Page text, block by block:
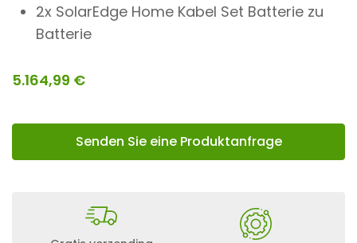
2x SolarEdge Home Kabel Set Batterie zu
Batterie
5.164,99 €
Senden Sie eine Produktanfrage